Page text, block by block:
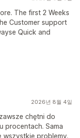
The first 2 Weeks
Customer support
Quick and
2026년 8월 4일
chętni do
procentach. Sama
wszystkie problemy.